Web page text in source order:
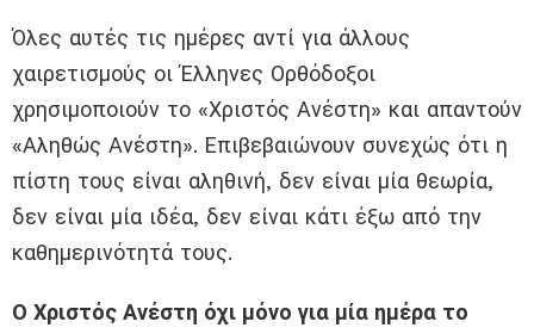
Όλες αυτές τις ημέρες αντί για άλλους
χαιρετισμούς οι Έλληνες Ορθόδοξοι
χρησιμοποιούν το «Χριστός Ανέστη» και απαντούν
«Αληθώς Ανέστη». Επιβεβαιώνουν συνεχώς ότι η
πίστη τους είναι αληθινή, δεν είναι μία θεωρία,
δεν είναι μία ιδέα, δεν είναι κάτι έξω από την
καθημερινότητά τους.
Ο Χριστός Ανέστη όχι μόνο για μία ημέρα το